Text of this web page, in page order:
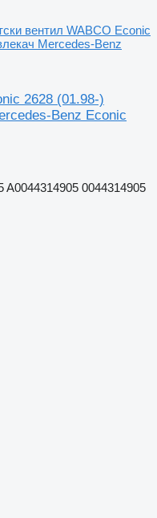
вентил WABCO Econic
Mercedes-Benz
2628 (01.98-)
Benz Econic
A0044314905 0044314905